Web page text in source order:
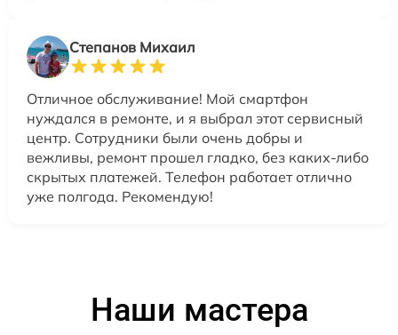
Степанов Михаил
Отличное обслуживание! Мой смартфон
нуждался в ремонте, и я выбрал этот сервисный
центр. Сотрудники были очень добры и
вежливы, ремонт прошел гладко, без каких-либо
скрытых платежей. Телефон работает отлично
уже полгода. Рекомендую!
Наши мастера